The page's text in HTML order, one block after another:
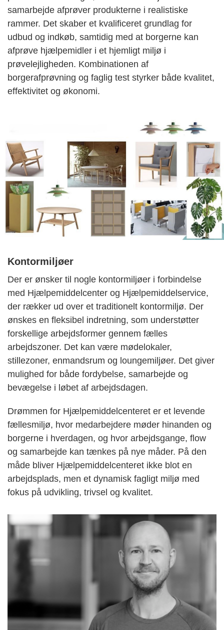
samarbejde afprøver produkterne i realistiske
rammer. Det skaber et kvalificeret grundlag for
udbud og indkøb, samtidig med at borgerne kan
afprøve hjælpemidler i et hjemligt miljø i
prøvelejligheden. Kombinationen af
borgerafprøvning og faglig test styrker både kvalitet,
effektivitet og økonomi.
Kontormiljøer
Der er ønsker til nogle kontormiljøer i forbindelse
med Hjælpemiddelcenter og Hjælpemiddelservice,
der rækker ud over et traditionelt kontormiljø. Der
ønskes en fleksibel indretning, som understøtter
forskellige arbejdsformer gennem fælles
arbejdszoner. Det kan være mødelokaler,
stillezoner, enmandsrum og loungemiljøer. Det giver
mulighed for både fordybelse, samarbejde og
bevægelse i løbet af arbejdsdagen.
Drømmen for Hjælpemiddelcenteret er et levende
fællesmiljø, hvor medarbejdere møder hinanden og
borgerne i hverdagen, og hvor arbejdsgange, flow
og samarbejde kan tænkes på nye måder. På den
måde bliver Hjælpemiddelcenteret ikke blot en
arbejdsplads, men et dynamisk fagligt miljø med
fokus på udvikling, trivsel og kvalitet.